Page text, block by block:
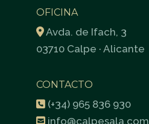
OFICINA
Avda. de Ifach, 3
03710 Calpe · Alicante
CONTACTO
(+34) 965 836 930
info@calpesala.com